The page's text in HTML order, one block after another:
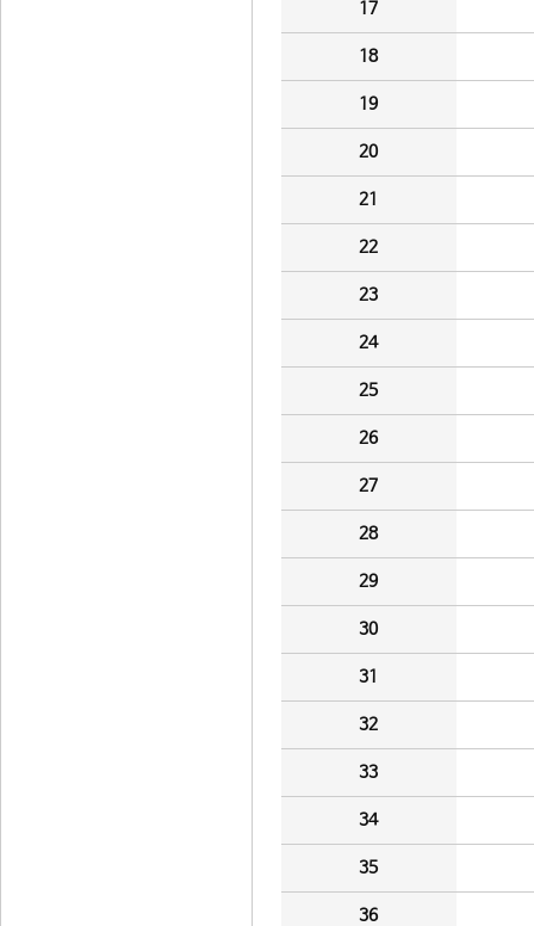
17
18
19
20
21
22
23
24
25
26
27
28
29
30
31
32
33
34
35
36